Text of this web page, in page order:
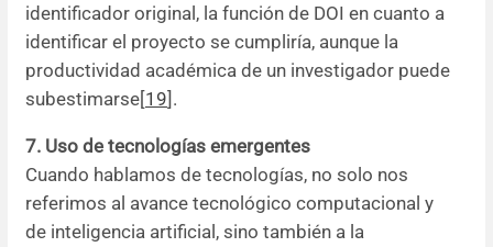
identificador original, la función de DOI en cuanto a
identificar el proyecto se cumpliría, aunque la
productividad académica de un investigador puede
subestimarse[19].
7. Uso de tecnologías emergentes
Cuando hablamos de tecnologías, no solo nos
referimos al avance tecnológico computacional y
de inteligencia artificial, sino también a la